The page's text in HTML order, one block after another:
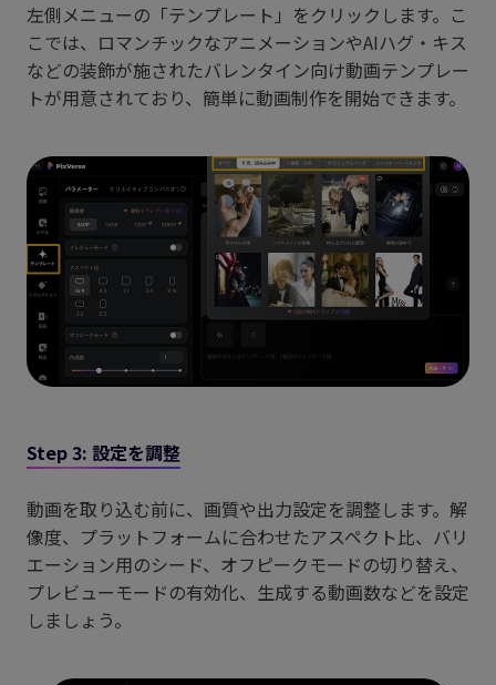
左側メニューの「テンプレート」をクリックします。こ
こでは、ロマンチックなアニメーションやAIハグ・キス
などの装飾が施されたバレンタイン向け動画テンプレー
トが用意されており、簡単に動画制作を開始できます。
Step 3: 設定を調整
動画を取り込む前に、画質や出力設定を調整します。解
像度、プラットフォームに合わせたアスペクト比、バリ
エーション用のシード、オフピークモードの切り替え、
プレビューモードの有効化、生成する動画数などを設定
しましょう。